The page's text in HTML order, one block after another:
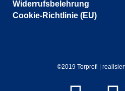
Widerrufsbelehrung
Cookie-Richtlinie (EU)
©2019 Torprofi |